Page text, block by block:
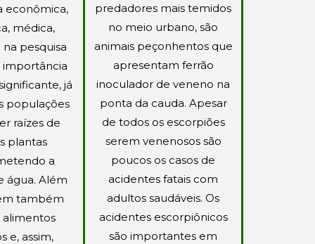
econômica,
médica,
pesquisa
importância
já
populações
raízes de
plantas
a
água. Além
também
e, assim,
predadores mais temidos
no meio urbano, são
animais peçonhentos que
apresentam ferrão
inoculador de veneno na
ponta da cauda. Apesar
de todos os escorpiões
serem venenosos são
poucos os casos de
acidentes fatais com
adultos saudáveis. Os
acidentes escorpiônicos
são importantes em